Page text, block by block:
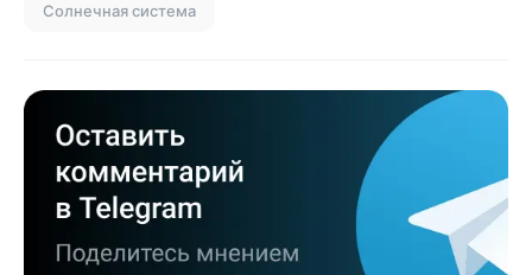
Солнечная система